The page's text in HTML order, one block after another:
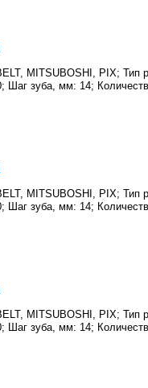
MITSUBOSHI, PIX; Тип
Шаг зуба, мм: 14;
MITSUBOSHI, PIX; Тип
Шаг зуба, мм: 14;
MITSUBOSHI, PIX; Тип
Шаг зуба, мм: 14;